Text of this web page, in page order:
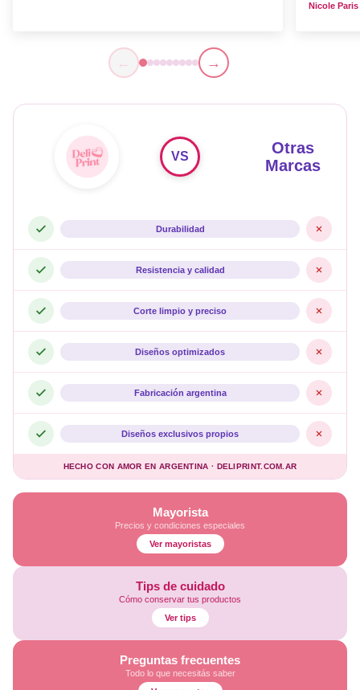
Nicole Paris
← →
Mayorista
Precios y condiciones especiales
Ver mayoristas
Tips de cuidado
Cómo conservar tus productos
Ver tips
Preguntas frecuentes
Todo lo que necesitás saber
Otras
Marcas
VS
Durabilidad
Resistencia y calidad
Corte limpio y preciso
Diseños optimizados
Fabricación argentina
Diseños exclusivos propios
HECHO CON AMOR EN ARGENTINA · DELIPRINT.COM.AR